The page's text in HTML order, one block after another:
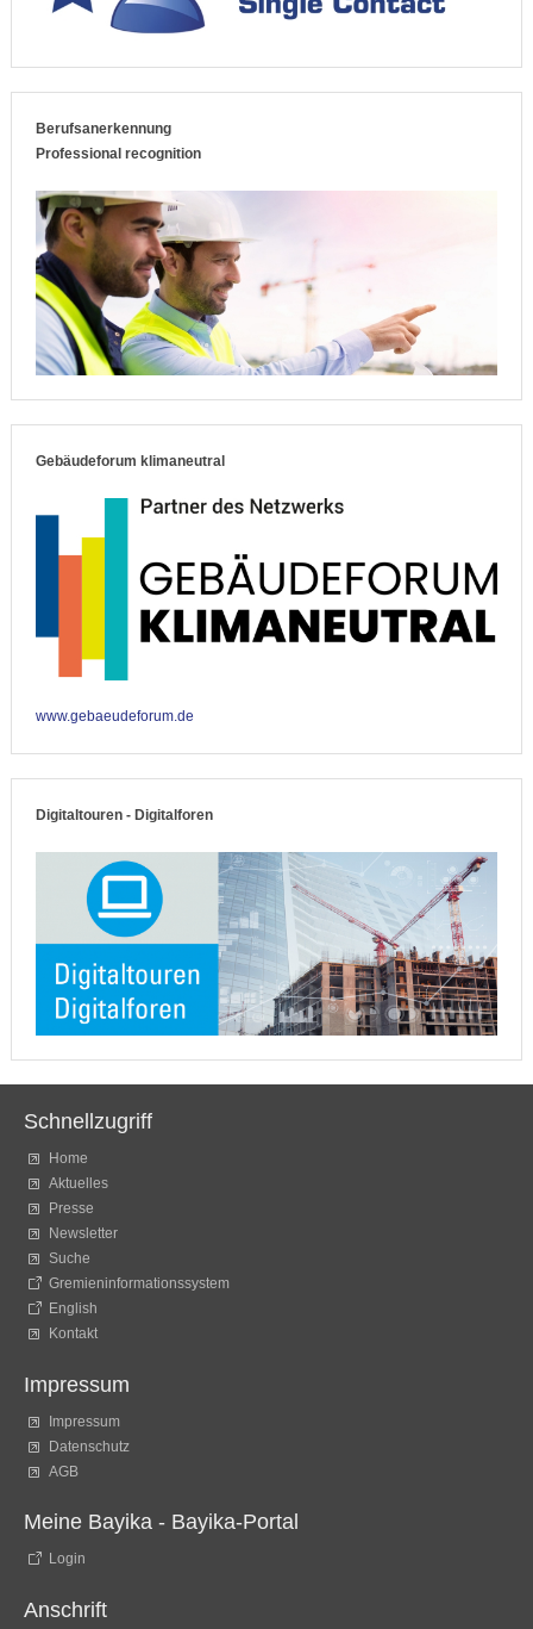
Berufsanerkennung
Professional recognition
Gebäudeforum klimaneutral
www.gebaeudeforum.de
Digitaltouren - Digitalforen
Schnellzugriff
Home
Aktuelles
Presse
Newsletter
Suche
Gremieninformationssystem
English
Kontakt
Impressum
Impressum
Datenschutz
AGB
Meine Bayika - Bayika-Portal
Login
Anschrift